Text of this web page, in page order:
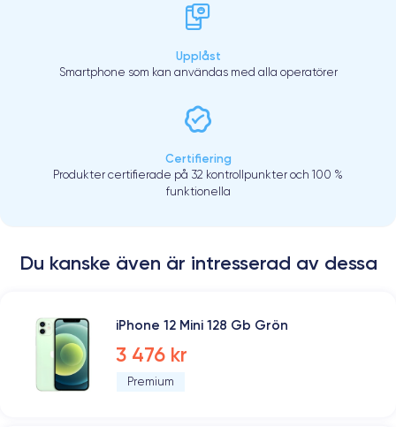
Upplåst
Smartphone som kan användas med alla operatörer
Certifiering
Produkter certifierade på 32 kontrollpunkter och 100 %
funktionella
Du kanske även är intresserad av dessa
iPhone 12 Mini 128 Gb Grön
3 476 kr
Premium